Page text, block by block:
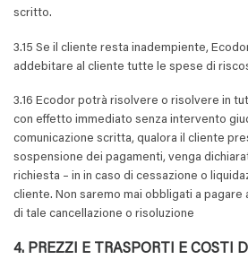
scritto.
3.15 Se il cliente resta inadempiente,
addebitare al cliente tutte le spese di
3.16 Ecodor potrà risolvere o risolvere in
con effetto immediato senza intervento
comunicazione scritta, qualora il cliente
sospensione dei pagamenti, venga
richiesta – in in caso di cessazione o
cliente. Non saremo mai obbligati a pagare
di tale cancellazione o risoluzione
4. PREZZI E TRASPORTI E COSTI